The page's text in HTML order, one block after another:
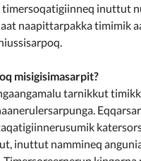
inuttut
naapittarpakka timimik
misigisimasarpit?
tarnikkut
inuttut nammineq